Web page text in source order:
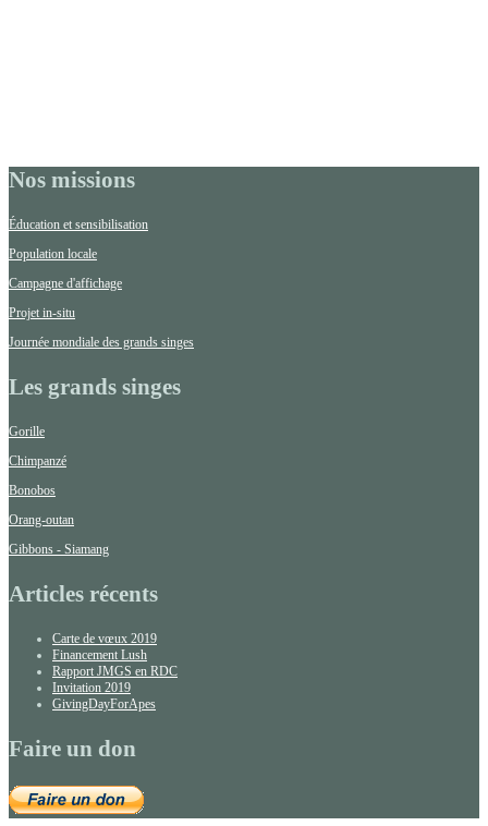
Nos missions
Éducation et sensibilisation
Population locale
Campagne d'affichage
Projet in-situ
Journée mondiale des grands singes
Les grands singes
Gorille
Chimpanzé
Bonobos
Orang-outan
Gibbons - Siamang
Articles récents
Carte de vœux 2019
Financement Lush
Rapport JMGS en RDC
Invitation 2019
GivingDayForApes
Faire un don